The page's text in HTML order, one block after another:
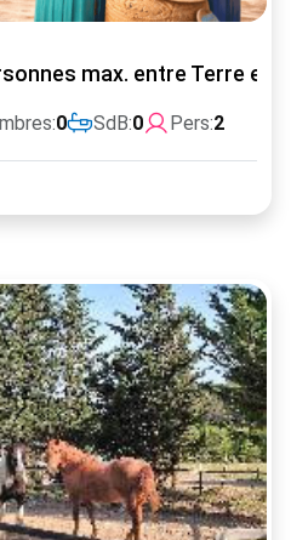
max. entre Terre et
0 SdB:0 Pers:2